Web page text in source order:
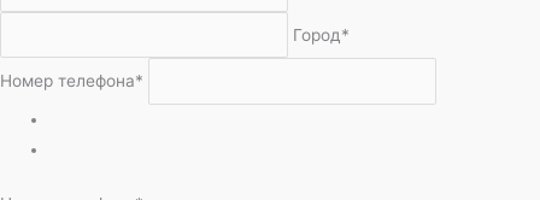
Город*
Номер телефона*